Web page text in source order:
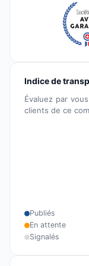
Indice de
Évaluez par
clients de ce
Publiés
En attente
Signalés